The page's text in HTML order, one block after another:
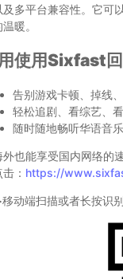
及多平台兼容性。它可
暖。
使用Sixfast回
告别游戏卡顿、掉线
轻松追剧、看综艺、
随时随地畅听华语音
外也能享受国内网络的
： https://
动端扫描或者长按识